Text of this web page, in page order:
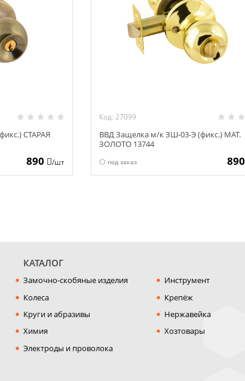
СТАРАЯ
890 /шт
Код: 27099
ВВД Защелка м/к ЗШ-03-Э (фикс.) МАТ.
ЗОЛОТО 13744
под заказ 890
КАТАЛОГ
Замочно-скобяные изделия
Инструмент
Колеса
Крепёж
Круги и абразивы
Нержавейка
Химия
Хозтовары
Электроды и проволока